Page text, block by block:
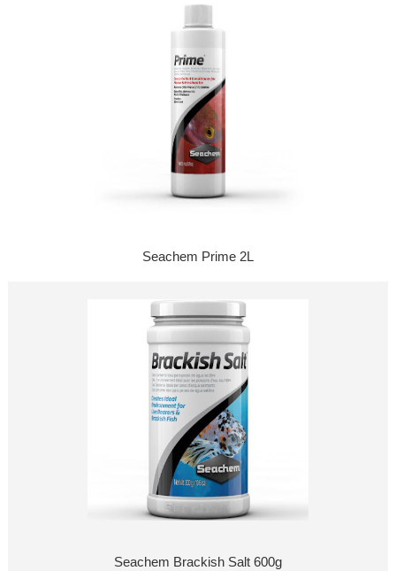
Seachem Prime 2L
Seachem Brackish Salt 600g